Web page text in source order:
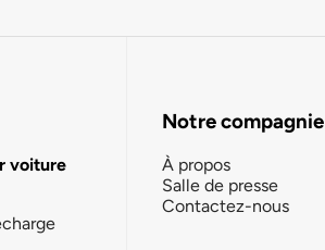
voiture
Notre compagnie
À propos
Salle de presse
Contactez-nous